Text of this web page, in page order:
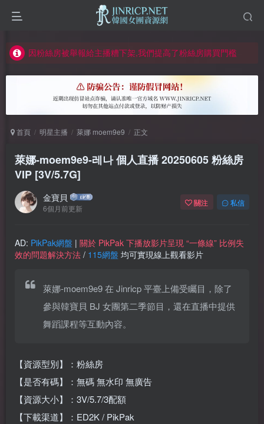
正版宣告: 警惕盜版網站冒充 Jinricp.net [20260605更新]
所有ED2K連結僅支援115網盤/PikPak網盤，其它網盤均不支援
關於 PikPak 下播放影片呈現 “一條線” 的問題報告
如何獲得 Jinricp.net 網站邀請碼
正版宣告: 警惕盜版網站冒充 Jinricp.net [20260605更新]
首頁 明星主播 萊娜 moem9e9 正文
萊娜-moem9e9-레나 個人直播 20250605 粉絲房
VIP [3V/5.7G]
金寶貝
6個月前更新
關注 私信
AD: PikPak網盤 | 關於 PikPak 下播放影片呈現 “一條線” 比例失
效的問題解決方法 / 115網盤 均可實現線上觀看影片
萊娜-moem9e9 在 Jinricp 平臺上備受矚目，除了
參與韓寶貝 BJ 女團第二季節目，還在直播中提供
舞蹈課程等互動內容。
【資源型別】：粉絲房
【是否有碼】：無碼 無水印 無廣告
【資源大小】：3V/5.7/3配額
【下載渠道】：ED2K / PikPak